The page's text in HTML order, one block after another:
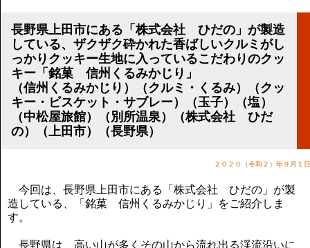
リンク集
顧問契約について
講演のご案内
気をつけたい法律のポイント
武田正男の独り言
長野県上田市にある「株式会社 ひだの」が製造
している、ザクザク砕かれた香ばしいクルミがし
っかりクッキー生地に入っているこだわりのクッ
キー「銘菓 信州くるみかじり」
（信州くるみかじり）（クルミ・くるみ）（クッ
キー・ビスケット・サブレー）（玉子）（塩）
（中松屋旅館）（別所温泉）（株式会社 ひだ
の）（上田市）（長野県）
２０２０（令和２）年９月１日
今回は、長野県上田市にある「株式会社 ひだの」が製
造している、「銘菓 信州くるみかじり」をご紹介しま
す。
長野県は、高い山が多くその山から流れ出る渓流沿いに